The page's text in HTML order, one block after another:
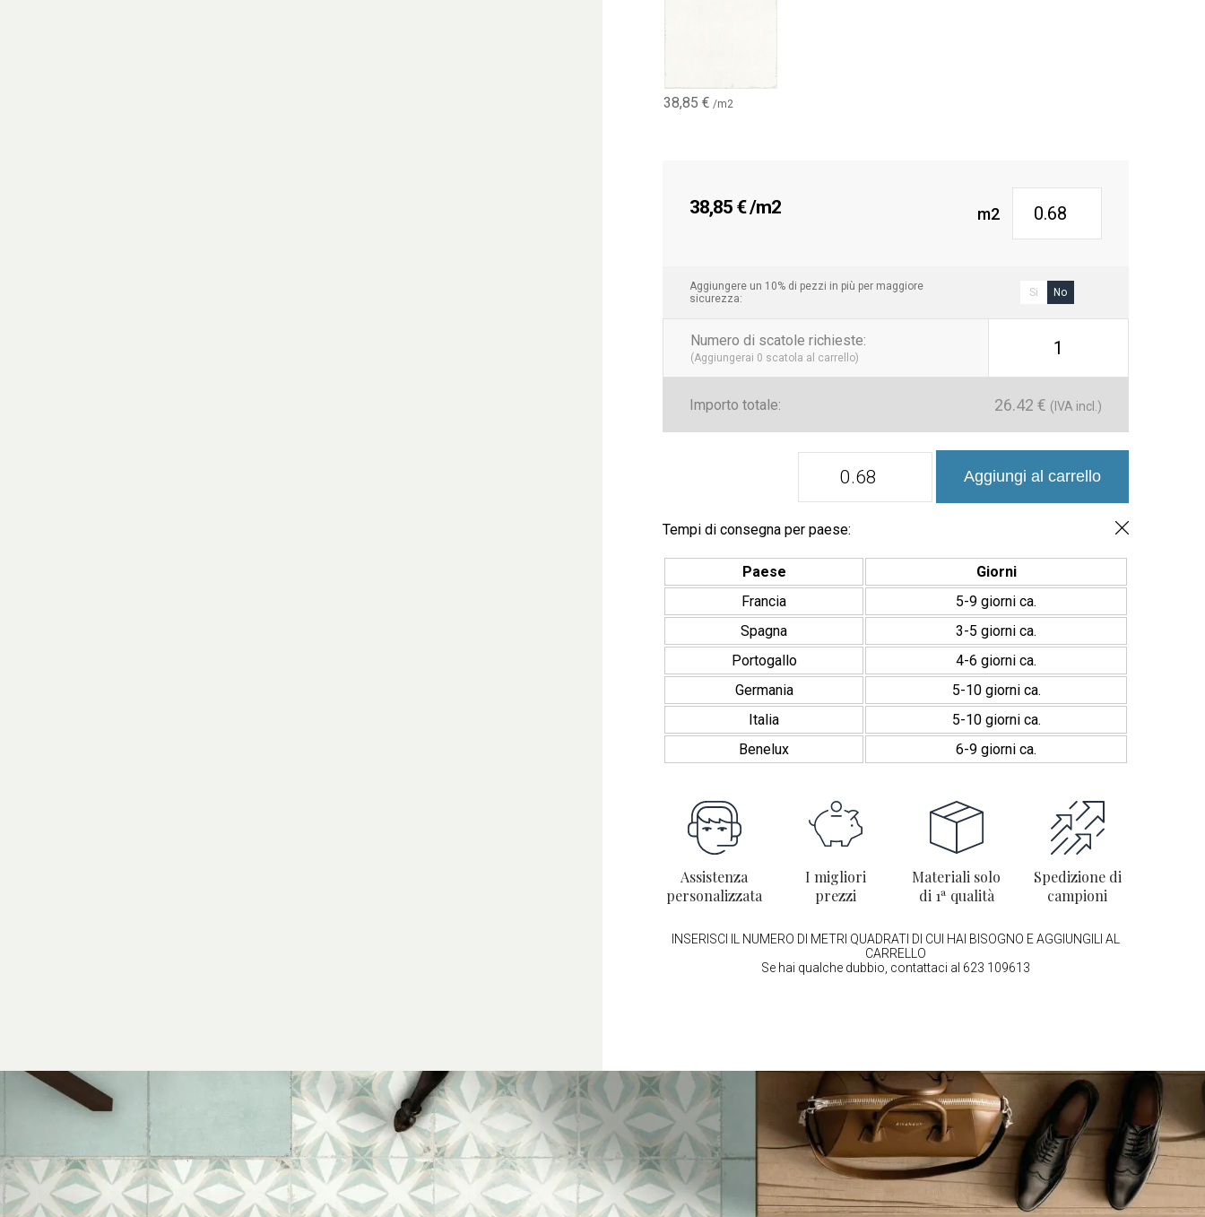
38,85€ /m2
38,85 €/m2 m2
Aggiungere un 10% di pezzi in più per maggiore
sicurezza:
Si No
Numero di scatole richieste:
(Aggiungerai 0 scatola al carrello) 1
Importo totale: 26.42 € (IVA incl.)
Porcelánico
20x20
Aggiungi al carrello
Tempi di consegna per paese:
Paese
Giorni
Francia
5-9 giorni ca.
Spagna
3-5 giorni ca.
Portogallo
4-6 giorni ca.
Germania
5-10 giorni ca.
Italia
5-10 giorni ca.
Benelux
6-9 giorni ca.
Assistenza
personalizzata
I migliori
prezzi
Materiali solo
di 1ª qualità
Spedizione di
campioni
INSERISCI IL NUMERO DI METRI QUADRATI DI CUI HAI BISOGNO E AGGIUNGILI AL
CARRELLO
Se hai qualche dubbio, contattaci al 623 109613